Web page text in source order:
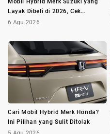
Layak Dibeli di 2026, Cek
Daftarnya!
6 Agu 2026
Cari Mobil Hybrid Merk Honda?
Ini Pilihan yang Sulit Ditolak